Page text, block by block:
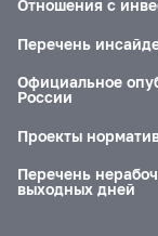
Отношения с
Перечень
Официальное
России
Проекты
Перечень
выходных дней